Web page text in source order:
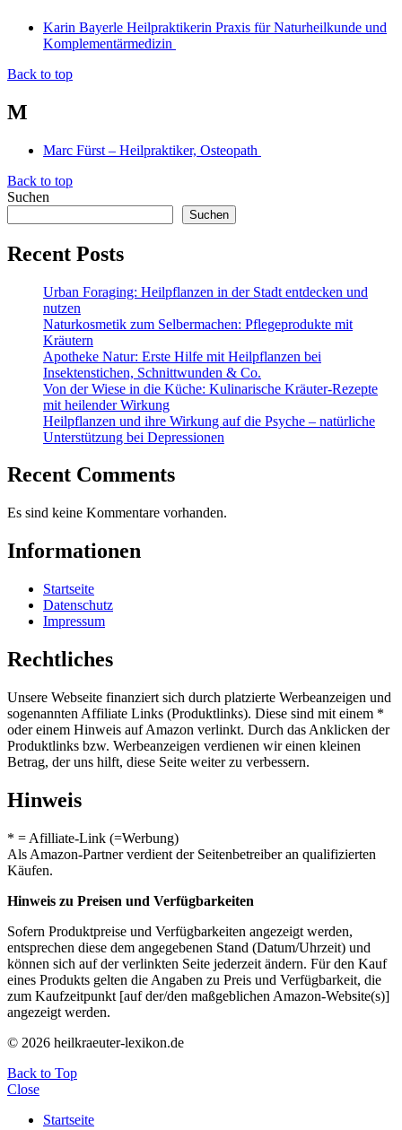
Karin Bayerle Heilpraktikerin Praxis für Naturheilkunde und
Komplementärmedizin
Back to top
M
Marc Fürst – Heilpraktiker, Osteopath
Back to top
Suchen
Suchen
Recent Posts
Urban Foraging: Heilpflanzen in der Stadt entdecken und
nutzen
Naturkosmetik zum Selbermachen: Pflegeprodukte mit
Kräutern
Apotheke Natur: Erste Hilfe mit Heilpflanzen bei
Insektenstichen, Schnittwunden & Co.
Von der Wiese in die Küche: Kulinarische Kräuter-Rezepte
mit heilender Wirkung
Heilpflanzen und ihre Wirkung auf die Psyche – natürliche
Unterstützung bei Depressionen
Recent Comments
Es sind keine Kommentare vorhanden.
Informationen
Startseite
Datenschutz
Impressum
Rechtliches
Unsere Webseite finanziert sich durch platzierte Werbeanzeigen und
sogenannten Affiliate Links (Produktlinks). Diese sind mit einem *
oder einem Hinweis auf Amazon verlinkt. Durch das Anklicken der
Produktlinks bzw. Werbeanzeigen verdienen wir einen kleinen
Betrag, der uns hilft, diese Seite weiter zu verbessern.
Hinweis
* = Afilliate-Link (=Werbung)
Als Amazon-Partner verdient der Seitenbetreiber an qualifizierten
Käufen.
Hinweis zu Preisen und Verfügbarkeiten
Sofern Produktpreise und Verfügbarkeiten angezeigt werden,
entsprechen diese dem angegebenen Stand (Datum/Uhrzeit) und
können sich auf der verlinkten Seite jederzeit ändern. Für den Kauf
eines Produkts gelten die Angaben zu Preis und Verfügbarkeit, die
zum Kaufzeitpunkt [auf der/den maßgeblichen Amazon-Website(s)]
angezeigt werden.
© 2026 heilkraeuter-lexikon.de
Back to Top
Close
Startseite